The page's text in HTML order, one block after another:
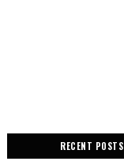
RECENT POSTS